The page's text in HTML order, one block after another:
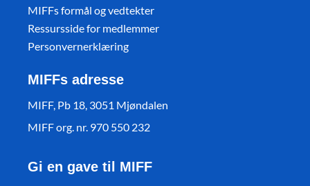
MIFFs formål og vedtekter
Ressursside for medlemmer
Personvernerklæring
MIFFs adresse
MIFF, Pb 18, 3051 Mjøndalen
MIFF org. nr. 970 550 232
Gi en gave til MIFF